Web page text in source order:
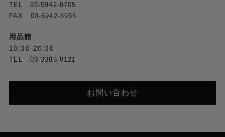
TEL 03-5942-8705
FAX 03-5942-8965
用品館
10:30-20:30
TEL 03-3385-8121
お問い合わせ